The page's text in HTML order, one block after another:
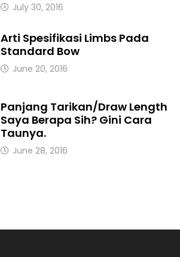
July 30, 2016
Arti Spesifikasi Limbs Pada
Standard Bow
June 20, 2016
Panjang Tarikan/Draw Length
Saya Berapa Sih? Gini Cara
Taunya.
June 28, 2016